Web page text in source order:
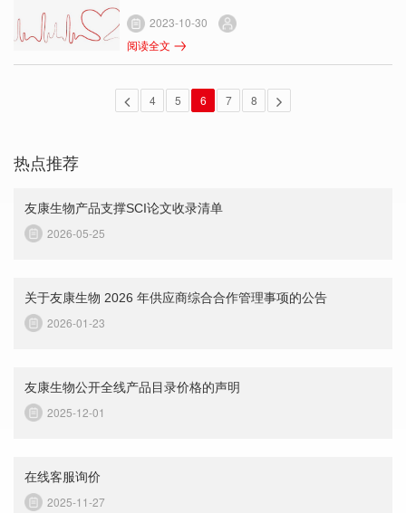
2023-10-30
阅读全文
4 5 6 7 8
热点推荐
友康生物产品支撑SCI论文收录清单
2026-05-25
关于友康生物 2026 年供应商综合合作管理事项的公告
2026-01-23
友康生物公开全线产品目录价格的声明
2025-12-01
在线客服询价
2025-11-27